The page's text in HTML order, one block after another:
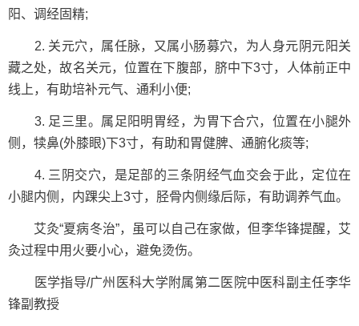
阳、调经固精;
2. 关元穴，属任脉，又属小肠募穴，为人身元阴元阳关
藏之处，故名关元，位置在下腹部，脐中下3寸，人体前正中
线上，有助培补元气、通利小便;
3. 足三里。属足阳明胃经，为胃下合穴，位置在小腿外
侧，犊鼻(外膝眼)下3寸，有助和胃健脾、通腑化痰等;
4. 三阴交穴，是足部的三条阴经气血交会于此，定位在
小腿内侧，内踝尖上3寸，胫骨内侧缘后际，有助调养气血。
艾灸“夏病冬治”，虽可以自己在家做，但李华锋提醒，艾
灸过程中用火要小心，避免烫伤。
医学指导/广州医科大学附属第二医院中医科副主任李华
锋副教授